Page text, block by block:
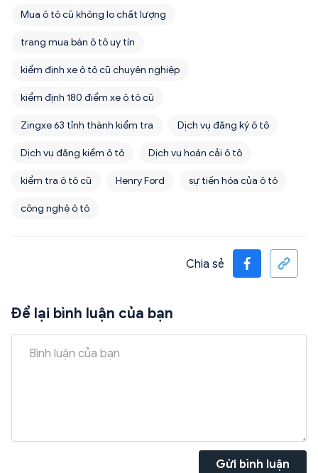
Mua ô tô cũ không lo chất lượng
trang mua bán ô tô uy tín
kiểm định xe ô tô cũ chuyên nghiệp
kiểm định 180 điểm xe ô tô cũ
Zingxe 63 tỉnh thành kiểm tra Dịch vụ đăng ký ô tô
Dịch vụ đăng kiểm ô tô Dịch vụ hoán cải ô tô
kiểm tra ô tô cũ Henry Ford sự tiến hóa của ô tô
công nghệ ô tô
Chia sẻ
Để lại bình luận của bạn
Gửi bình luận